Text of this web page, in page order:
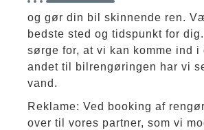
og gør din bil skinnende ren.
bedste sted og tidspunkt for
sørge for, at vi kan komme ind
andet til bilrengøringen har vi
vand.
Reklame: Ved booking af
over til vores partner, som vi